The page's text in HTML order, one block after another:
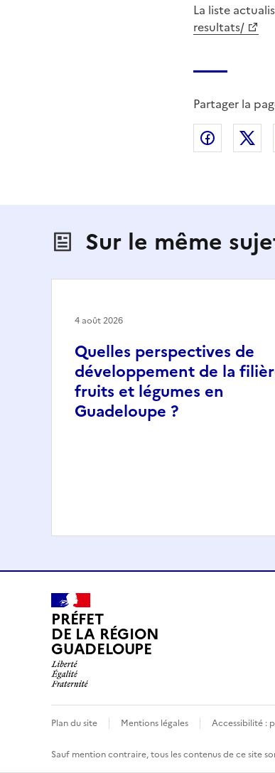
La liste
resultats/
Partager la
Partager
Sur le même
Quelles perspectives de
développement de la
fruits et légumes en
Guadeloupe ?
4 août 2026
PRÉFET
DE LA RÉGION
GUADELOUPE
Plan du site Mentions légales Accessibilité :
Sauf mention contraire, tous les contenus de ce site